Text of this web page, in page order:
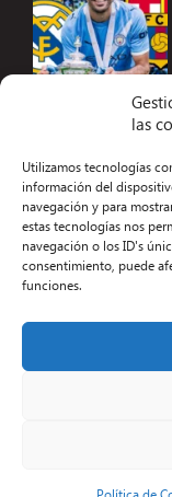
las
Utilizamos tecnologías
información del
navegación y para
estas tecnologías nos
navegación o los ID's
consentimiento, puede
funciones.